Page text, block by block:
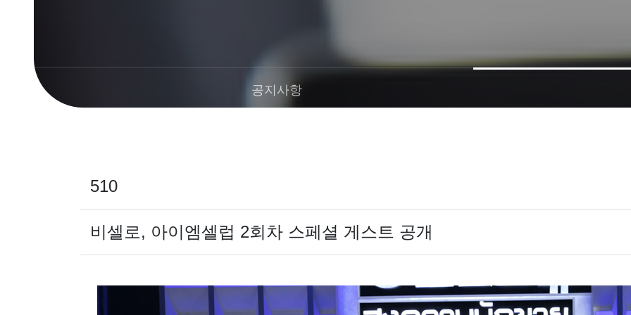
공지사항
510
비셀로, 아이엠셀럽 2회차 스페셜 게스트 공개